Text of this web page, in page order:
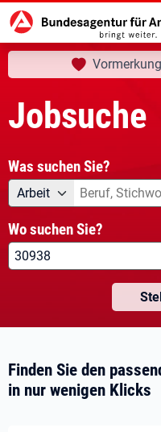
Startseite aktuelle Seite:
Jobsuche
Jobsuche
Was suchen Sie?
Angebotsart
Arbeit Was suchen Sie?
Wo suchen Sie?
Finden Sie den
in nur wenigen Klicks